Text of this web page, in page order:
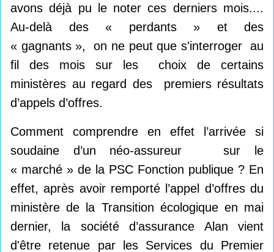
avons déjà pu le noter ces derniers mois....
Au-delà des « perdants » et des
« gagnants », on ne peut que s'interroger au
fil des mois sur les choix de certains
ministères au regard des premiers résultats
d’appels d’offres.
Comment comprendre en effet l’arrivée si
soudaine d’un néo-assureur sur le
« marché » de la PSC Fonction publique ? En
effet, après avoir remporté l’appel d’offres du
ministère de la Transition écologique en mai
dernier, la société d’assurance Alan vient
d'être retenue par les Services du Premier